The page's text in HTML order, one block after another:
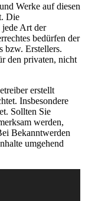
Werke auf diesen
Die
Art der
bedürfen der
bzw. Erstellers.
den privaten, nicht
erstellt
Insbesondere
Sollten Sie
werden,
Bekanntwerden
umgehend